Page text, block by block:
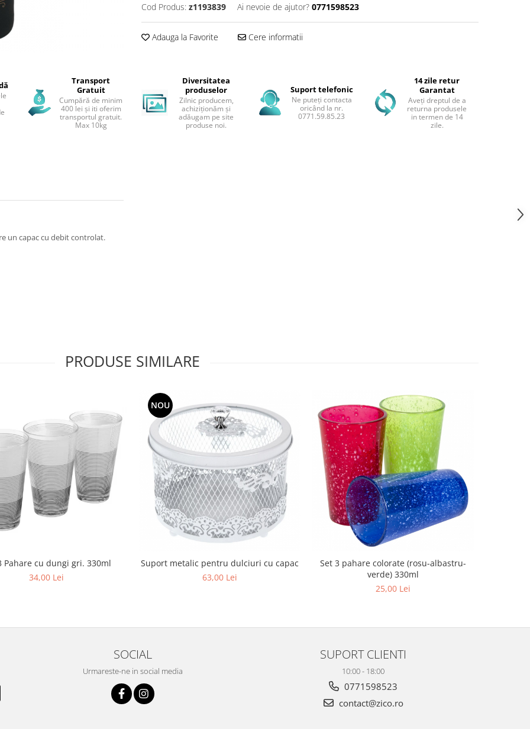
Cod Produs: z1193839 Ai nevoie de ajutor? 0771598523
Adauga la Favorite Cere informatii
Transport
Gratuit
Cumpără de minim
400 lei și iti oferim
transportul gratuit.
Max 10kg
Diversitatea
produselor
Zilnic producem,
achiziționăm și
adăugam pe site
produse noi.
Suport telefonic
Ne puteți contacta
oricând la nr.
0771.59.85.23
14 zile retur
Garantat
Aveți dreptul de a
returna produsele
in termen de 14
zile.
un capac cu debit controlat.
PRODUSE SIMILARE
Pahare cu dungi gri. 330ml
34,00 Lei
NOU
Suport metalic pentru dulciuri cu capac
63,00 Lei
Set 3 pahare colorate (rosu-albastru-
verde) 330ml
25,00 Lei
SOCIAL
Urmareste-ne in social media
SUPORT CLIENTI
10:00 - 18:00
0771598523
contact@zico.ro